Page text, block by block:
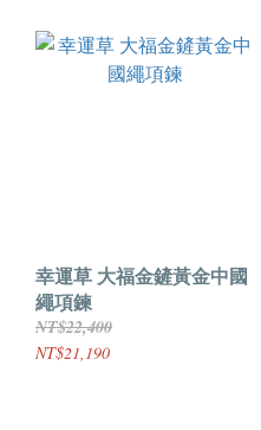
幸運草 大福金鏟黃金中國
繩項鍊
NT$22,400
NT$21,190